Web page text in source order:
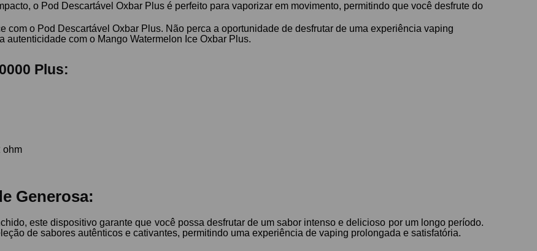
o Pod Descartável Oxbar Plus é perfeito para vaporizar em movimento, permitindo que você desfrute do
com o Pod Descartável Oxbar Plus. Não perca a oportunidade de desfrutar de uma experiência vaping
com o Mango Watermelon Ice Oxbar Plus.
Plus:
ohm
Generosa:
este dispositivo garante que você possa desfrutar de um sabor intenso e delicioso por um longo período.
de sabores autênticos e cativantes, permitindo uma experiência de vaping prolongada e satisfatória.